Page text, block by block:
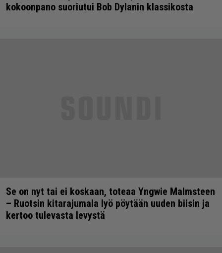
kokoonpano suoriutui Bob Dylanin klassikosta
Se on nyt tai ei koskaan, toteaa Yngwie Malmsteen
– Ruotsin kitarajumala lyö pöytään uuden biisin ja
kertoo tulevasta levystä